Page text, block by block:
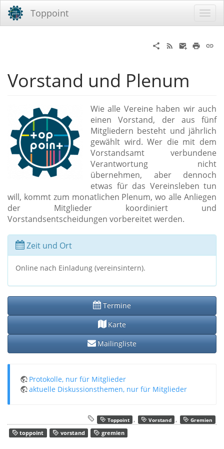
Toppoint
Vorstand und Plenum
Wie alle Vereine haben wir auch
einen Vorstand, der aus fünf
Mitgliedern besteht und jährlich
gewählt wird. Wer die mit dem
Vorstandsamt verbundene
Verantwortung nicht
übernehmen, aber dennoch
etwas für das Vereinsleben tun
will, kommt zum monatlichen Plenum, wo alle Anliegen
der Mitglieder koordiniert und
Vorstandsentscheidungen vorbereitet werden.
Zeit und Ort
Online nach Einladung (vereinsintern).
Termine
Karte
Mailingliste
Protokolle, nur für Mitglieder
aktuelle Diskussionsthemen, nur für Mitglieder
Toppoint , Vorstand ,
Gremien
toppoint
vorstand gremien